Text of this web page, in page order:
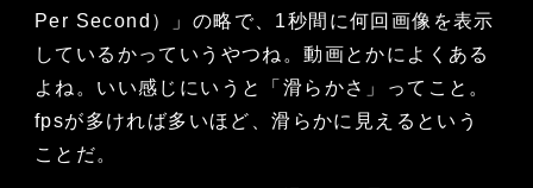
Per Second）」の略で、1秒間に何回画像を表示
しているかっていうやつね。動画とかによくある
よね。いい感じにいうと「滑らかさ」ってこと。
fpsが多ければ多いほど、滑らかに見えるという
ことだ。